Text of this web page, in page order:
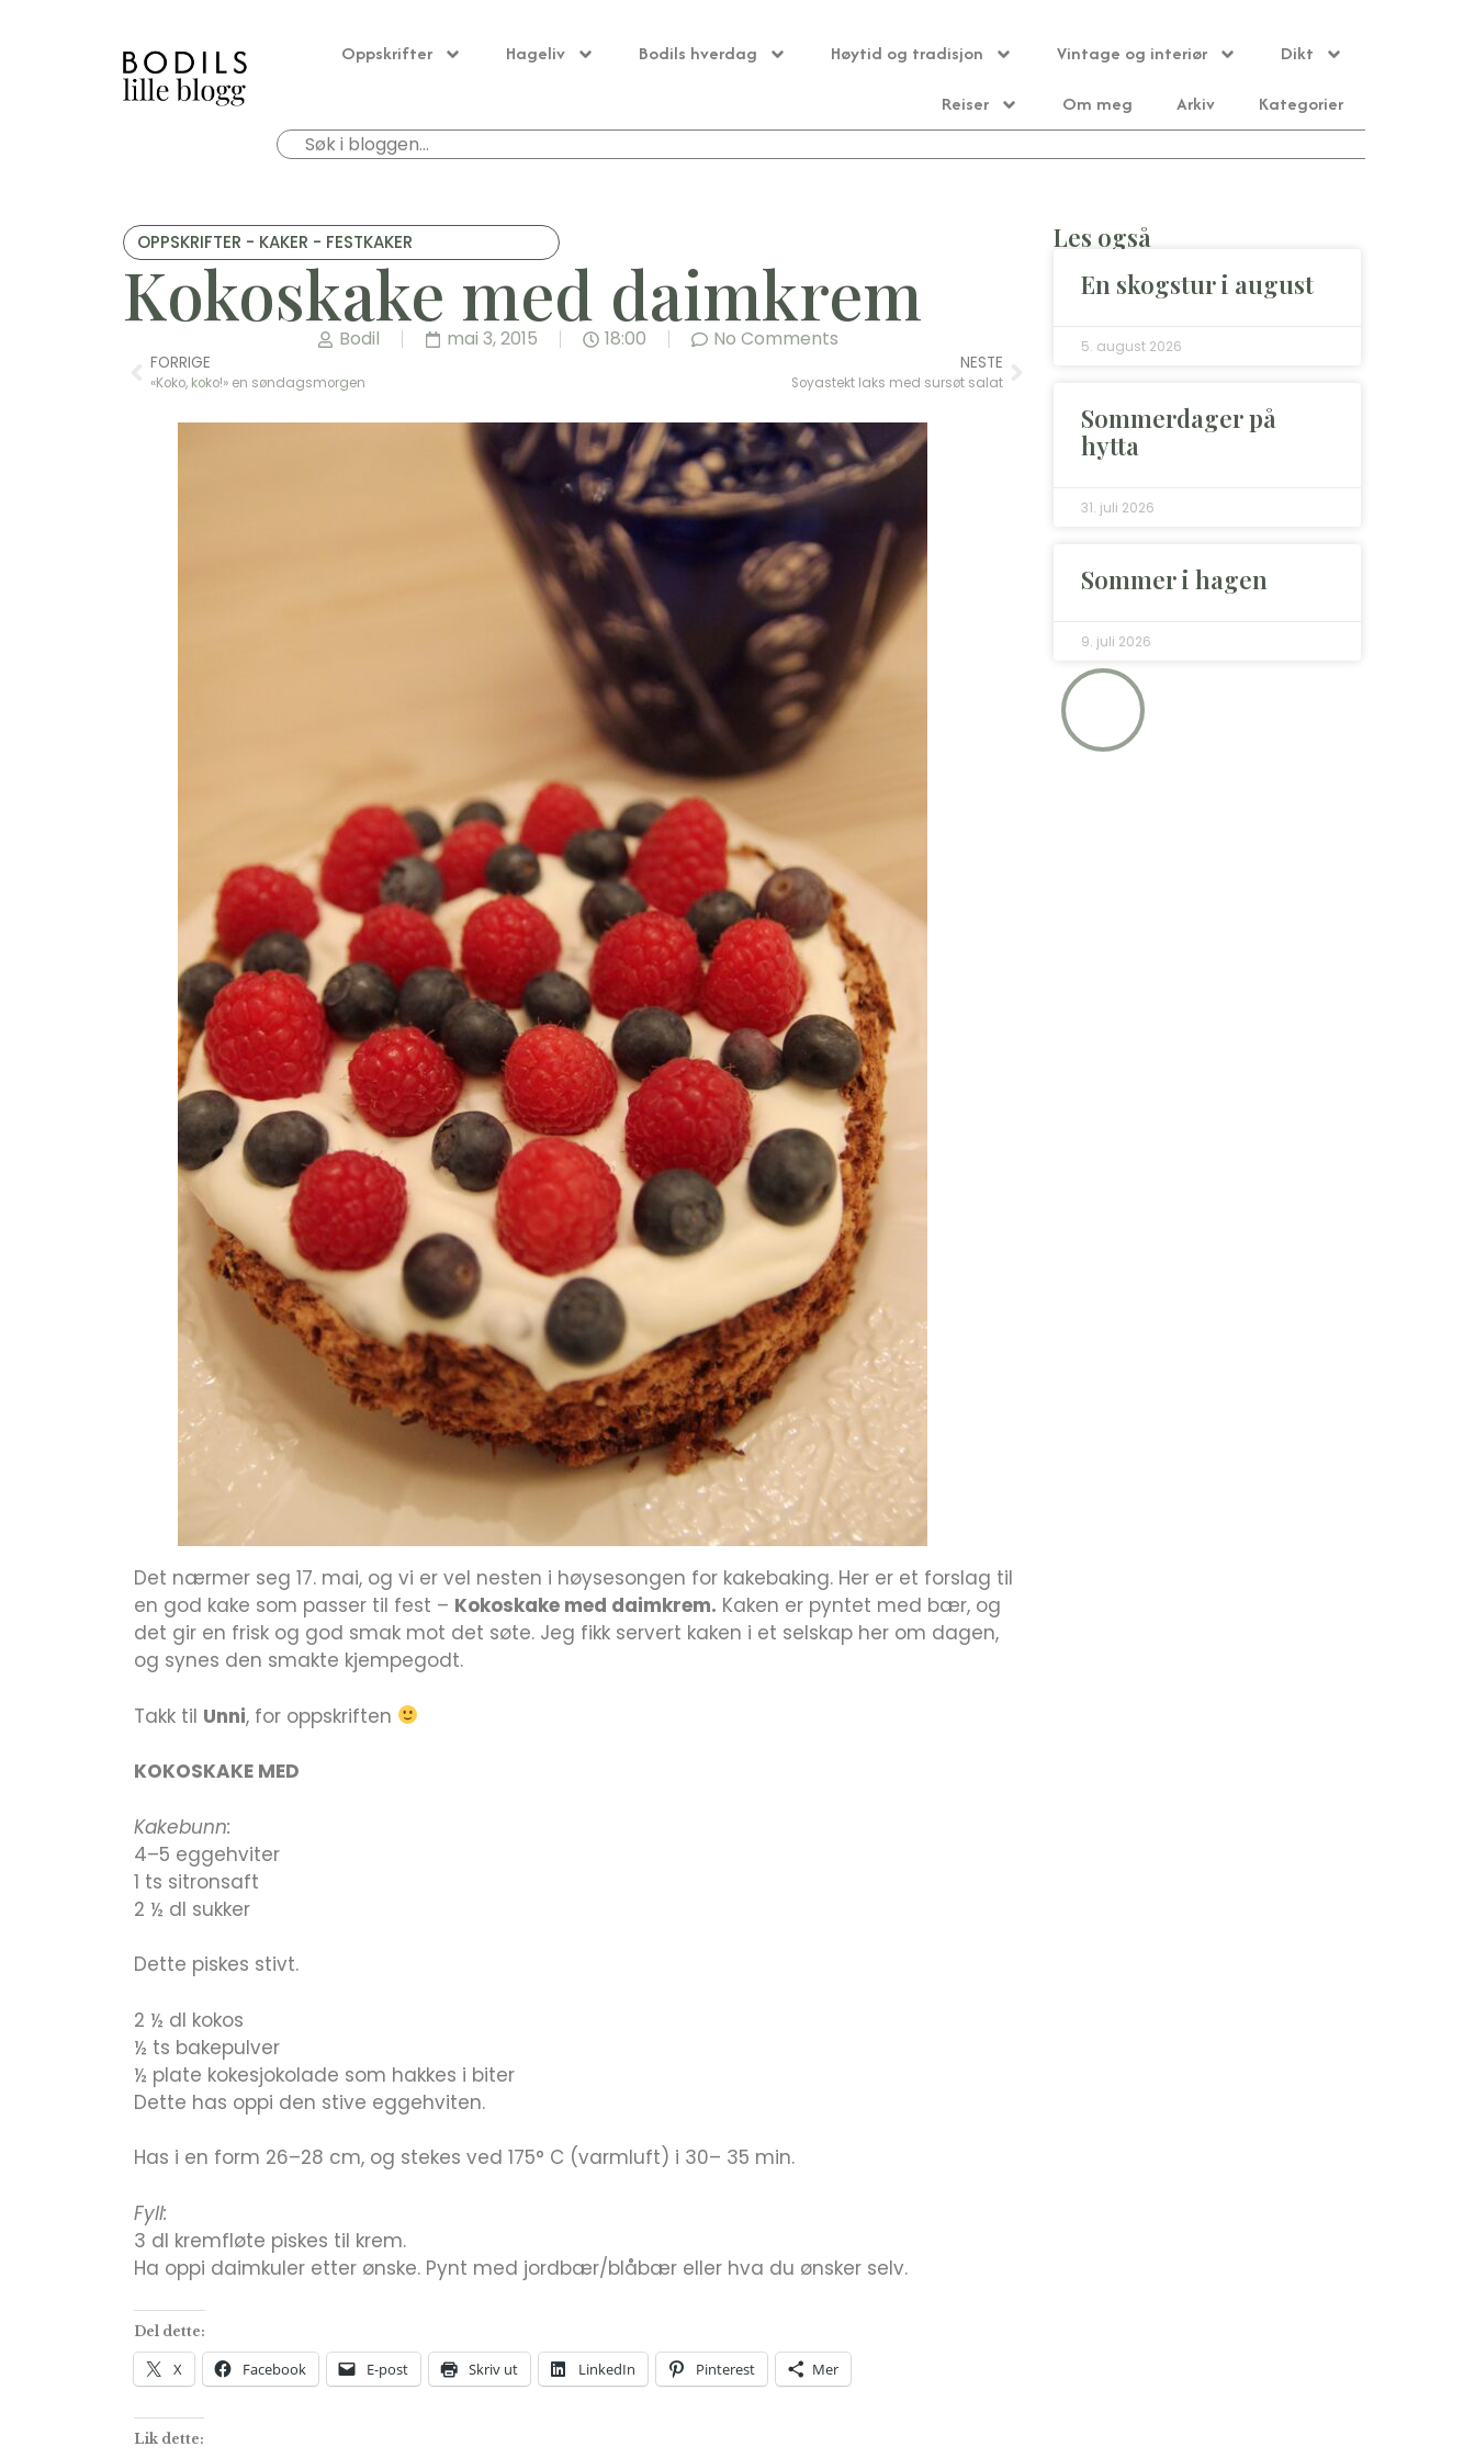
Oppskrifter Hageliv Bodils hverdag Høytid og tradisjon Vintage og interiør
Dikt
Reiser
Om meg Arkiv Kategorier
OPPSKRIFTER - KAKER - FESTKAKER
Kokoskake med daimkrem
Bodil mai 3, 2015 18:00 No Comments
FORRIGE
«Koko, koko!» en søndagsmorgen
NESTE
Soyastekt laks med sursøt salat
Det nærmer seg 17. mai, og vi er vel nesten i høysesongen for kakebaking. Her er et forslag til
en god kake som passer til fest – Kokoskake med daimkrem. Kaken er pyntet med bær, og
det gir en frisk og god smak mot det søte. Jeg fikk servert kaken i et selskap her om dagen,
og synes den smakte kjempegodt.
Takk til Unni, for oppskriften
KOKOSKAKE MED
Kakebunn:
4–5 eggehviter
1 ts sitronsaft
2 ½ dl sukker
Dette piskes stivt.
2 ½ dl kokos
½ ts bakepulver
½ plate kokesjokolade som hakkes i biter
Dette has oppi den stive eggehviten.
Has i en form 26–28 cm, og stekes ved 175° C (varmluft) i 30– 35 min.
Fyll:
3 dl kremfløte piskes til krem.
Ha oppi daimkuler etter ønske. Pynt med jordbær/blåbær eller hva du ønsker selv.
Del dette:
X Facebook E-post Skriv ut LinkedIn Pinterest Mer
Lik dette:
Les også
En skogstur i august
5. august 2026
Sommerdager på
hytta
31. juli 2026
Sommer i hagen
9. juli 2026